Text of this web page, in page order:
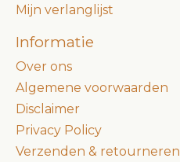
Mijn verlanglijst
Informatie
Over ons
Algemene voorwaarden
Disclaimer
Privacy Policy
Verzenden & retourneren